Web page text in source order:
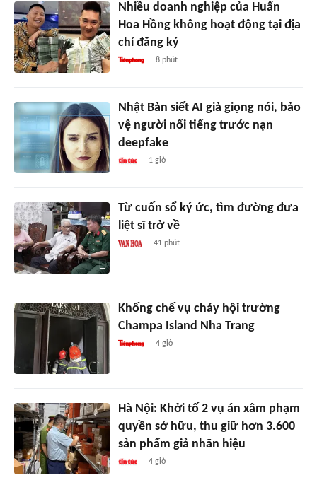
Nhiều doanh nghiệp của Huấn
Hoa Hồng không hoạt động tại địa
chỉ đăng ký
8 phút
Nhật Bản siết AI giả giọng nói, bảo
vệ người nổi tiếng trước nạn
deepfake
1 giờ
Từ cuốn sổ ký ức, tìm đường đưa
liệt sĩ trở về
41 phút
Khống chế vụ cháy hội trường
Champa Island Nha Trang
4 giờ
Hà Nội: Khởi tố 2 vụ án xâm phạm
quyền sở hữu, thu giữ hơn 3.600
sản phẩm giả nhãn hiệu
4 giờ